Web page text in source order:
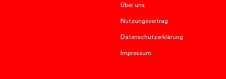
Über uns
Nutzungsvertrag
Datenschutzerklärung
Impressum